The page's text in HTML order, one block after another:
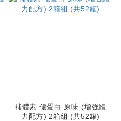
補體素 優蛋白 原味 (增強體
力配方) 2箱組 (共52罐)